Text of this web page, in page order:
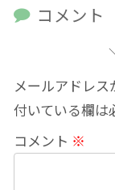
コメント
メールアドレス
付いている欄は
コメント ※